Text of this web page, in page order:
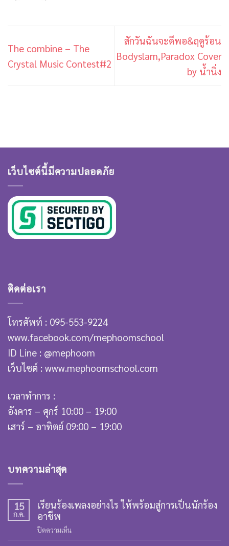
The combine – The
Crystal Music Contest#2
สักวันฉันจะดีพอ&ฤดูร้อน
Bodyslam,Paradox Cover
by น้ำนิ่ง
เว็บไซต์นี้มีความปลอดภัย
ติดต่อเรา
โทรศัพท์ : 095-553-9224
www.facebook.com/mephoomschool
ID Line : @mephoom
เว็บไซต์ : www.mephoomschool.com
เวลาทำการ :
อังคาร – ศุกร์ 10:00 – 19:00
เสาร์ – อาทิตย์ 09:00 – 19:00
บทความล่าสุด
15
ก.ค.
เรียนร้องเพลงอย่างไร ให้พร้อมสู่การเป็นนักร้อง
อาชีพ
ปิดความเห็นบน